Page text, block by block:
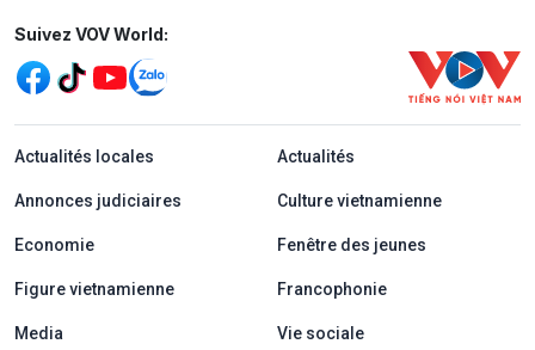
Mạng xã hội
Suivez VOV World:
menu footer tiếng Pháp
Actualités locales Actualités
Annonces judiciaires Culture vietnamienne
Economie Fenêtre des jeunes
Figure vietnamienne Francophonie
Media Vie sociale